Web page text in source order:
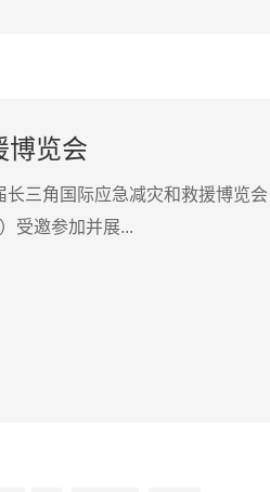
博览会
三角国际应急减灾和救援博览
受邀参加并展...